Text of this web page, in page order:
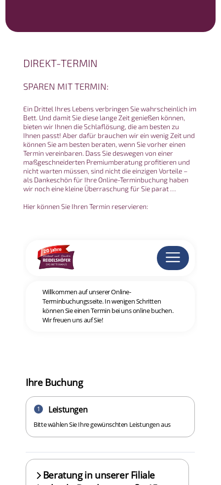
Montag – Freitag: 10.00 – 19.00 Uhr
DIREKT-TERMIN
SPAREN MIT TERMIN:
Ein Drittel Ihres Lebens verbringen Sie wahrscheinlich im
Bett. Und damit Sie diese lange Zeit genießen können,
bieten wir Ihnen die Schlaflösung, die am besten zu
Ihnen passt! Aber dafür brauchen wir ein wenig Zeit und
können Sie am besten beraten, wenn Sie vorher einen
Termin vereinbaren. Dass Sie deswegen von einer
maßgeschneiderten Premiumberatung profitieren und
nicht warten müssen, sind nicht die einzigen Vorteile –
als Dankeschön für Ihre Online-Terminbuchung haben
wir noch eine kleine Überraschung für Sie parat …
Hier können Sie Ihren Termin reservieren: